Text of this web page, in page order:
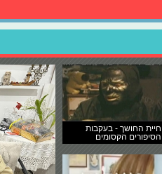
חיית החושך - בעקבות
הסיפורים הקסומים